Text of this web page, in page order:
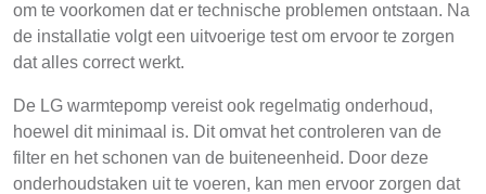
om te voorkomen dat er technische problemen ontstaan. Na
de installatie volgt een uitvoerige test om ervoor te zorgen
dat alles correct werkt.
De LG warmtepomp vereist ook regelmatig onderhoud,
hoewel dit minimaal is. Dit omvat het controleren van de
filter en het schonen van de buiteneenheid. Door deze
onderhoudstaken uit te voeren, kan men ervoor zorgen dat